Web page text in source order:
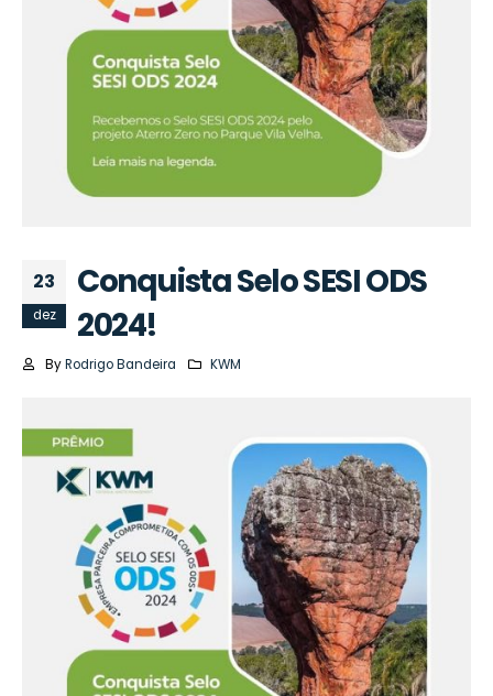
23
dez
Conquista Selo SESI ODS
2024!
By Rodrigo Bandeira KWM